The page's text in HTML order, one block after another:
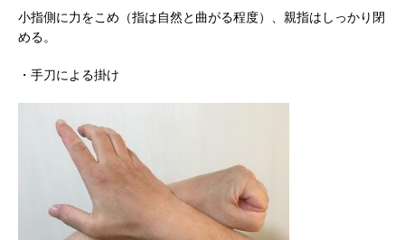
小指側に力をこめ（指は自然と曲がる程度）、親指はしっかり閉
める。
・手刀による掛け